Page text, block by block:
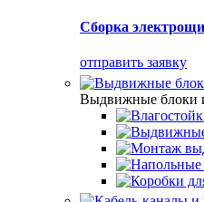
Сборка
отправить заявку
Выдвижные блоки